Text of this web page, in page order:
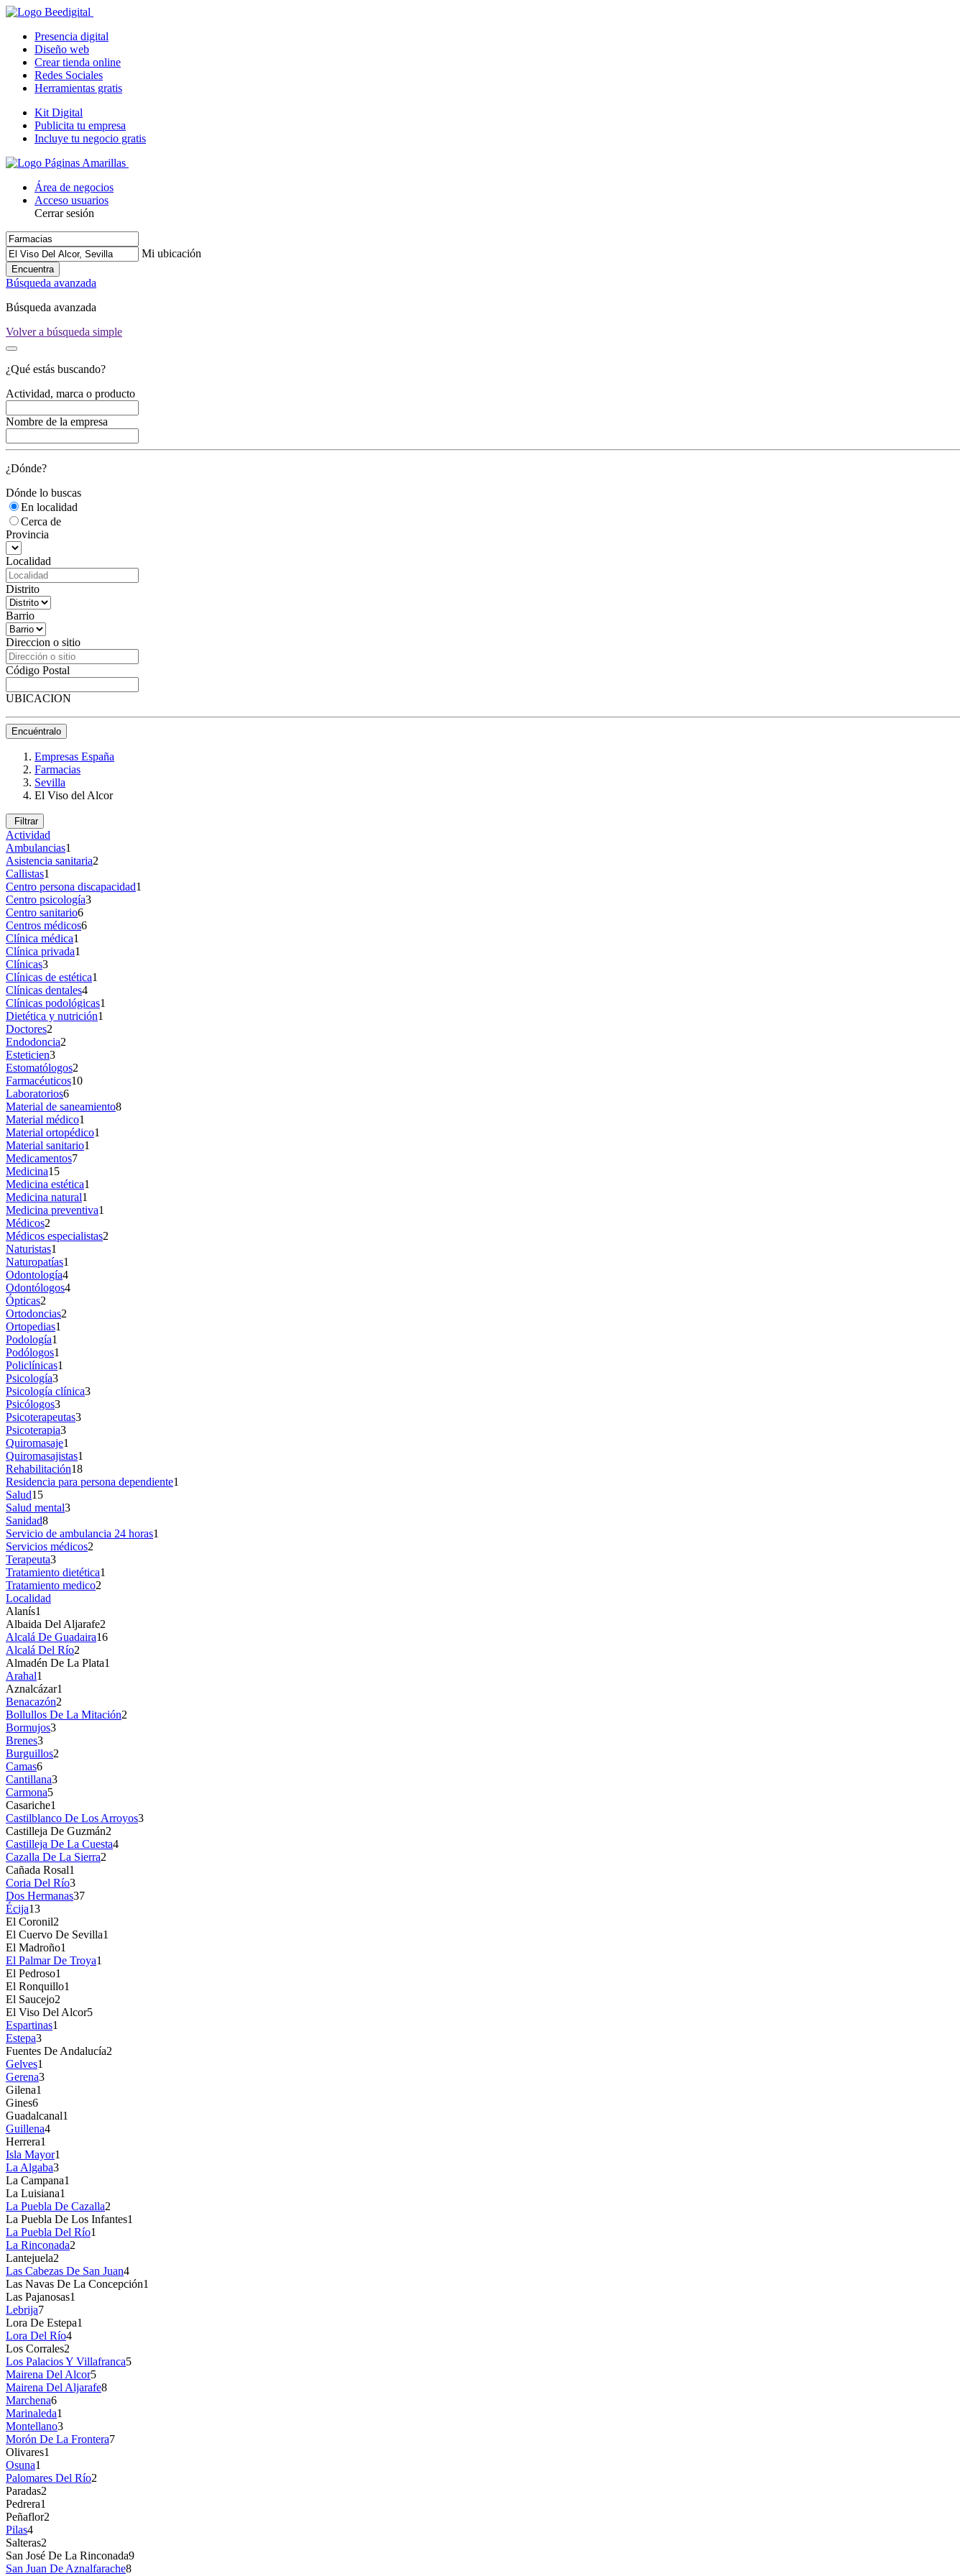
Presencia digital
Diseño web
Crear tienda online
Redes Sociales
Herramientas gratis
Kit Digital
Publicita tu empresa
Incluye tu negocio gratis
Área de negocios
Acceso usuarios
Cerrar sesión
Mi ubicación
Encuentra
Búsqueda avanzada
Búsqueda avanzada
Volver a búsqueda simple
¿Qué estás buscando?
Actividad, marca o producto
Nombre de la empresa
¿Dónde?
Dónde lo buscas
En localidad
Cerca de
Provincia
Localidad
Distrito
Barrio
Direccion o sitio
Código Postal
UBICACION
Encuéntralo
Empresas España
Farmacias
Sevilla
El Viso del Alcor
Filtrar
Actividad
Ambulancias1
Asistencia sanitaria2
Callistas1
Centro persona discapacidad1
Centro psicología3
Centro sanitario6
Centros médicos6
Clínica médica1
Clínica privada1
Clínicas3
Clínicas de estética1
Clínicas dentales4
Clínicas podológicas1
Dietética y nutrición1
Doctores2
Endodoncia2
Esteticien3
Estomatólogos2
Farmacéuticos10
Laboratorios6
Material de saneamiento8
Material médico1
Material ortopédico1
Material sanitario1
Medicamentos7
Medicina15
Medicina estética1
Medicina natural1
Medicina preventiva1
Médicos2
Médicos especialistas2
Naturistas1
Naturopatías1
Odontología4
Odontólogos4
Ópticas2
Ortodoncias2
Ortopedias1
Podología1
Podólogos1
Policlínicas1
Psicología3
Psicología clínica3
Psicólogos3
Psicoterapeutas3
Psicoterapia3
Quiromasaje1
Quiromasajistas1
Rehabilitación18
Residencia para persona dependiente1
Salud15
Salud mental3
Sanidad8
Servicio de ambulancia 24 horas1
Servicios médicos2
Terapeuta3
Tratamiento dietética1
Tratamiento medico2
Localidad
Alanís1
Albaida Del Aljarafe2
Alcalá De Guadaira16
Alcalá Del Río2
Almadén De La Plata1
Arahal1
Aznalcázar1
Benacazón2
Bollullos De La Mitación2
Bormujos3
Brenes3
Burguillos2
Camas6
Cantillana3
Carmona5
Casariche1
Castilblanco De Los Arroyos3
Castilleja De Guzmán2
Castilleja De La Cuesta4
Cazalla De La Sierra2
Cañada Rosal1
Coria Del Río3
Dos Hermanas37
Écija13
El Coronil2
El Cuervo De Sevilla1
El Madroño1
El Palmar De Troya1
El Pedroso1
El Ronquillo1
El Saucejo2
El Viso Del Alcor5
Espartinas1
Estepa3
Fuentes De Andalucía2
Gelves1
Gerena3
Gilena1
Gines6
Guadalcanal1
Guillena4
Herrera1
Isla Mayor1
La Algaba3
La Campana1
La Luisiana1
La Puebla De Cazalla2
La Puebla De Los Infantes1
La Puebla Del Río1
La Rinconada2
Lantejuela2
Las Cabezas De San Juan4
Las Navas De La Concepción1
Las Pajanosas1
Lebrija7
Lora De Estepa1
Lora Del Río4
Los Corrales2
Los Palacios Y Villafranca5
Mairena Del Alcor5
Mairena Del Aljarafe8
Marchena6
Marinaleda1
Montellano3
Morón De La Frontera7
Olivares1
Osuna1
Palomares Del Río2
Paradas2
Pedrera1
Peñaflor2
Pilas4
Salteras2
San José De La Rinconada9
San Juan De Aznalfarache8